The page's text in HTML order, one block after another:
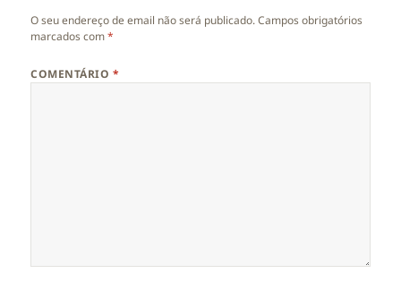
O seu endereço de email não será publicado. Campos obrigatórios
marcados com*
COMENTÁRIO *